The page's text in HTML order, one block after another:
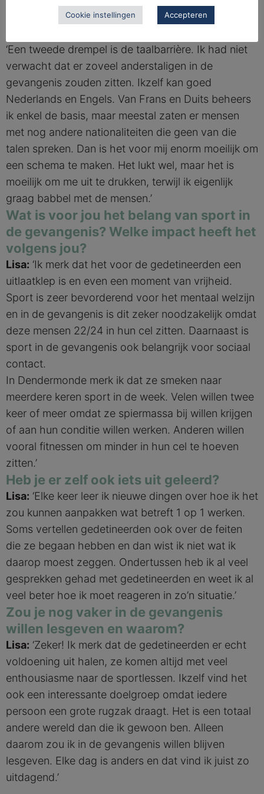
aanbod want niet iedereen houdt van trainen met
‘Een tweede drempel is de taalbarrière. Ik had niet
verwacht dat er zoveel anderstaligen in de
gevangenis zouden zitten. Ikzelf kan goed
Nederlands en Engels. Van Frans en Duits beheers
ik enkel de basis, maar meestal zaten er mensen
met nog andere nationaliteiten die geen van die
talen spreken. Dan is het voor mij enorm moeilijk om
een schema te maken. Het lukt wel, maar het is
moeilijk om me uit te drukken, terwijl ik eigenlijk
graag babbel met de mensen.’
Wat is voor jou het belang van sport in
de gevangenis? Welke impact heeft het
volgens jou?
Lisa: ‘Ik merk dat het voor de gedetineerden een
uitlaatklep is en even een moment van vrijheid.
Sport is zeer bevorderend voor het mentaal welzijn
en in de gevangenis is dit zeker noodzakelijk omdat
deze mensen 22/24 in hun cel zitten. Daarnaast is
sport in de gevangenis ook belangrijk voor sociaal
contact.
In Dendermonde merk ik dat ze smeken naar
meerdere keren sport in de week. Velen willen twee
keer of meer omdat ze spiermassa bij willen krijgen
of aan hun conditie willen werken. Anderen willen
vooral fitnessen om minder in hun cel te hoeven
zitten.’
Heb je er zelf ook iets uit geleerd?
Lisa: ‘Elke keer leer ik nieuwe dingen over hoe ik het
zou kunnen aanpakken wat betreft 1 op 1 werken.
Soms vertellen gedetineerden ook over de feiten
die ze begaan hebben en dan wist ik niet wat ik
daarop moest zeggen. Ondertussen heb ik al veel
gesprekken gehad met gedetineerden en weet ik al
veel beter hoe ik moet reageren in zo’n situatie.’
Zou je nog vaker in de gevangenis
willen lesgeven en waarom?
Lisa: ‘Zeker! Ik merk dat de gedetineerden er echt
voldoening uit halen, ze komen altijd met veel
enthousiasme naar de sportlessen. Ikzelf vind het
ook een interessante doelgroep omdat iedere
persoon een grote rugzak draagt. Het is een totaal
andere wereld dan die ik gewoon ben. Alleen
daarom zou ik in de gevangenis willen blijven
lesgeven. Elke dag is anders en dat vind ik juist zo
uitdagend.’
Cookie instellingen Accepteren